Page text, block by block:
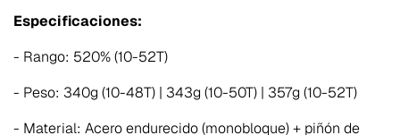
Especificaciones:
- Rango: 520% (10-52T)
- Peso: 340g (10-48T) | 343g (10-50T) | 357g (10-52T)
- Material: Acero endurecido (monobloque) + piñón de